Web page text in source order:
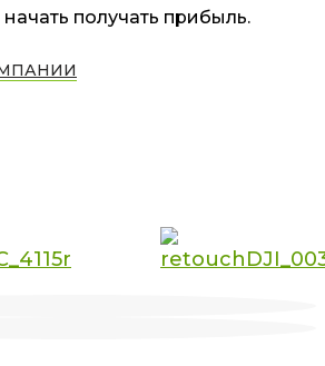
получать прибыль.